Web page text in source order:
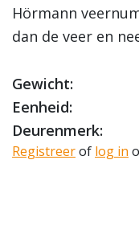
Hörmann
dan de veer en
Gewicht:
Eenheid:
Deurenmerk:
Registreerof log in